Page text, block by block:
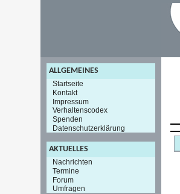
ALLGEMEINES
Startseite
Kontakt
Impressum
Verhaltenscodex
Spenden
Datenschutzerklärung
AKTUELLES
Nachrichten
Termine
Forum
Umfragen